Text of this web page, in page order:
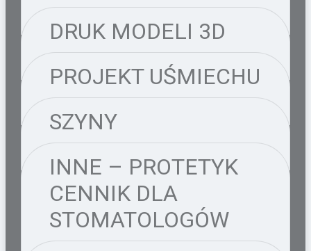
DRUK MODELI 3D
PROJEKT UŚMIECHU
SZYNY
INNE – PROTETYK
CENNIK DLA
STOMATOLOGÓW